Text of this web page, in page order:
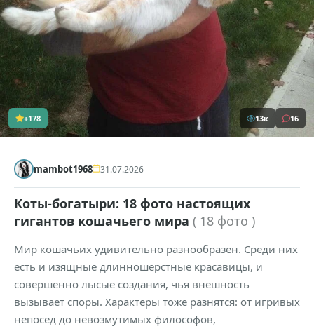
+178 13к 16
mambot1968 31.07.2026
Коты-богатыри: 18 фото настоящих
гигантов кошачьего мира ( 18 фото )
Мир кошачьих удивительно разнообразен. Среди них
есть и изящные длинношерстные красавицы, и
совершенно лысые создания, чья внешность
вызывает споры. Характеры тоже разнятся: от игривых
непосед до невозмутимых философов,